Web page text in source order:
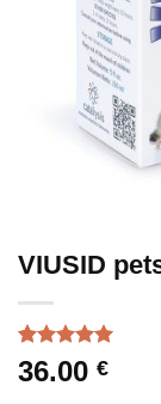
VIUSID
Βαθμολογήθηκε
με5.00
7
36.00 €